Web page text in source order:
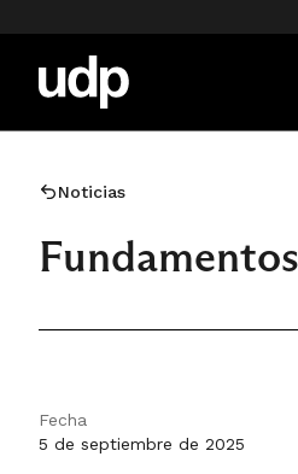
Noticias
Fecha
5 de septiembre de 2025